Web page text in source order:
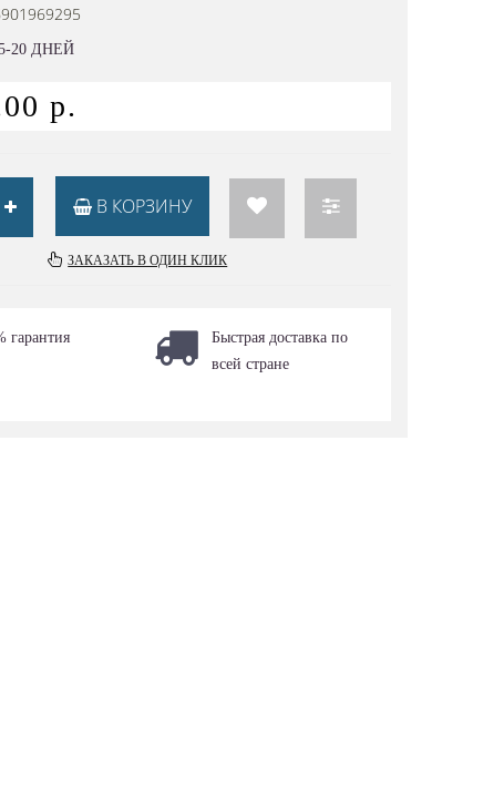
20 ДНЕЙ
р.
В КОРЗИНУ
ЗАКАЗАТЬ В ОДИН КЛИК
гарантия
Быстрая доставка по
всей стране